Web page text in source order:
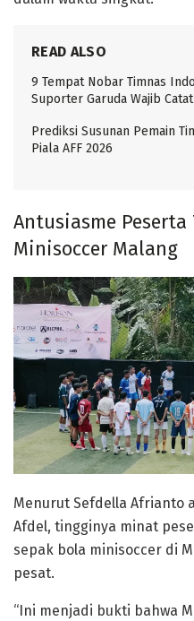
READ ALSO
9 Tempat Nobar Timnas
Suporter Garuda Wajib Catat
Prediksi Susunan Pemain
Piala AFF 2026
Antusiasme
Minisoccer Malang
Menurut Sefdella Afrianto
Afdel, tingginya minat
sepak bola minisoccer di
pesat.
“Ini menjadi bukti bahwa